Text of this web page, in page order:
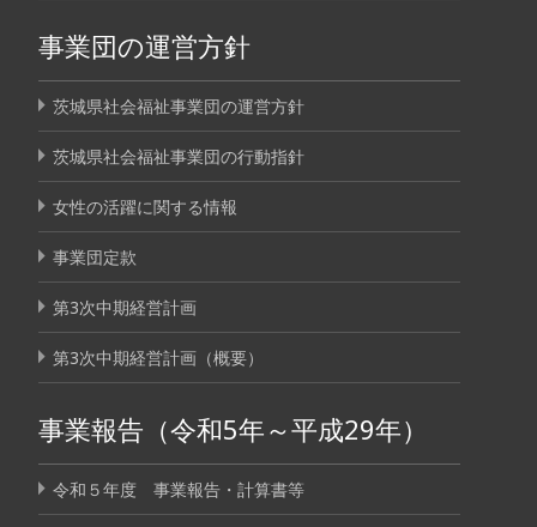
事業団の運営方針
茨城県社会福祉事業団の運営方針
茨城県社会福祉事業団の行動指針
女性の活躍に関する情報
事業団定款
第3次中期経営計画
第3次中期経営計画（概要）
事業報告（令和5年～平成29年）
令和５年度 事業報告・計算書等